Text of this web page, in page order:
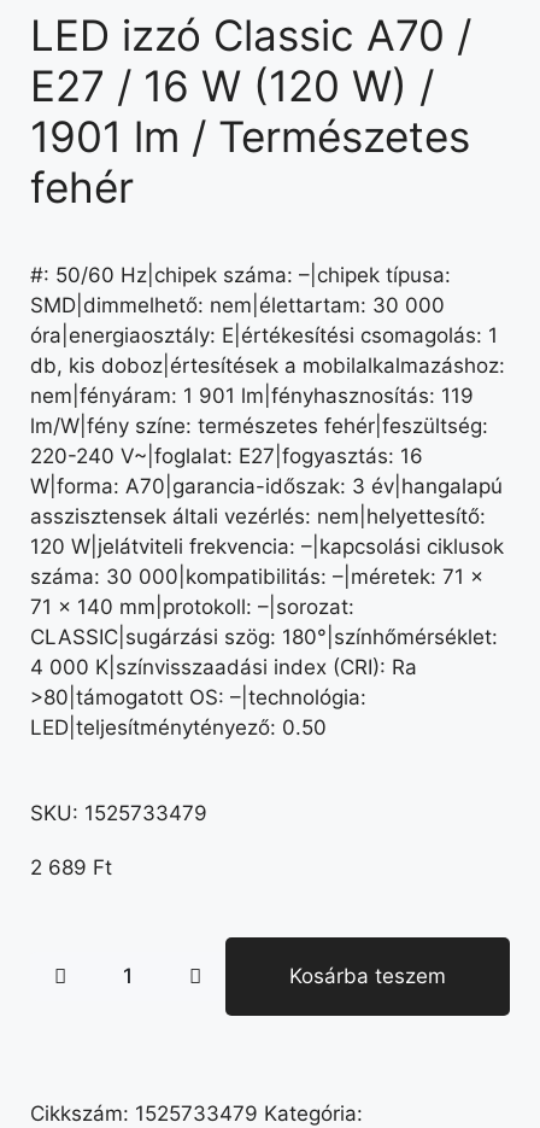
LED izzó Classic A70 /
E27 / 16 W (120 W) /
1901 lm / Természetes
fehér
#: 50/60 Hz|chipek száma: –|chipek típusa:
SMD|dimmelhető: nem|élettartam: 30 000
óra|energiaosztály: E|értékesítési csomagolás: 1
db, kis doboz|értesítések a mobilalkalmazáshoz:
nem|fényáram: 1 901 lm|fényhasznosítás: 119
lm/W|fény színe: természetes fehér|feszültség:
220-240 V~|foglalat: E27|fogyasztás: 16
W|forma: A70|garancia-időszak: 3 év|hangalapú
asszisztensek általi vezérlés: nem|helyettesítő:
120 W|jelátviteli frekvencia: –|kapcsolási ciklusok
száma: 30 000|kompatibilitás: –|méretek: 71 ×
71 × 140 mm|protokoll: –|sorozat:
CLASSIC|sugárzási szög: 180°|színhőmérséklet:
4 000 K|színvisszaadási index (CRI): Ra
>80|támogatott OS: –|technológia:
LED|teljesítménytényező: 0.50
SKU: 1525733479
2 689 Ft
Kosárba teszem
Cikkszám: 1525733479 Kategória: